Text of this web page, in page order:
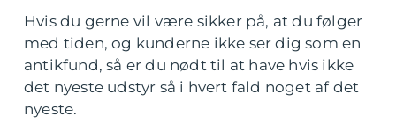
Hvis du gerne vil være sikker på, at du følger
med tiden, og kunderne ikke ser dig som en
antikfund, så er du nødt til at have hvis ikke
det nyeste udstyr så i hvert fald noget af det
nyeste.